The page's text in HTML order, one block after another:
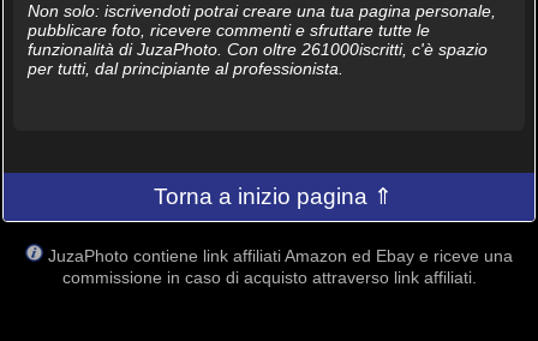
Non solo: iscrivendoti potrai creare una tua pagina personale,
pubblicare foto, ricevere commenti e sfruttare tutte le
funzionalità di JuzaPhoto. Con oltre 261000iscritti, c'è spazio
per tutti, dal principiante al professionista.
Torna a inizio pagina ⇑
JuzaPhoto contiene link affiliati Amazon ed Ebay e riceve una
commissione in caso di acquisto attraverso link affiliati.